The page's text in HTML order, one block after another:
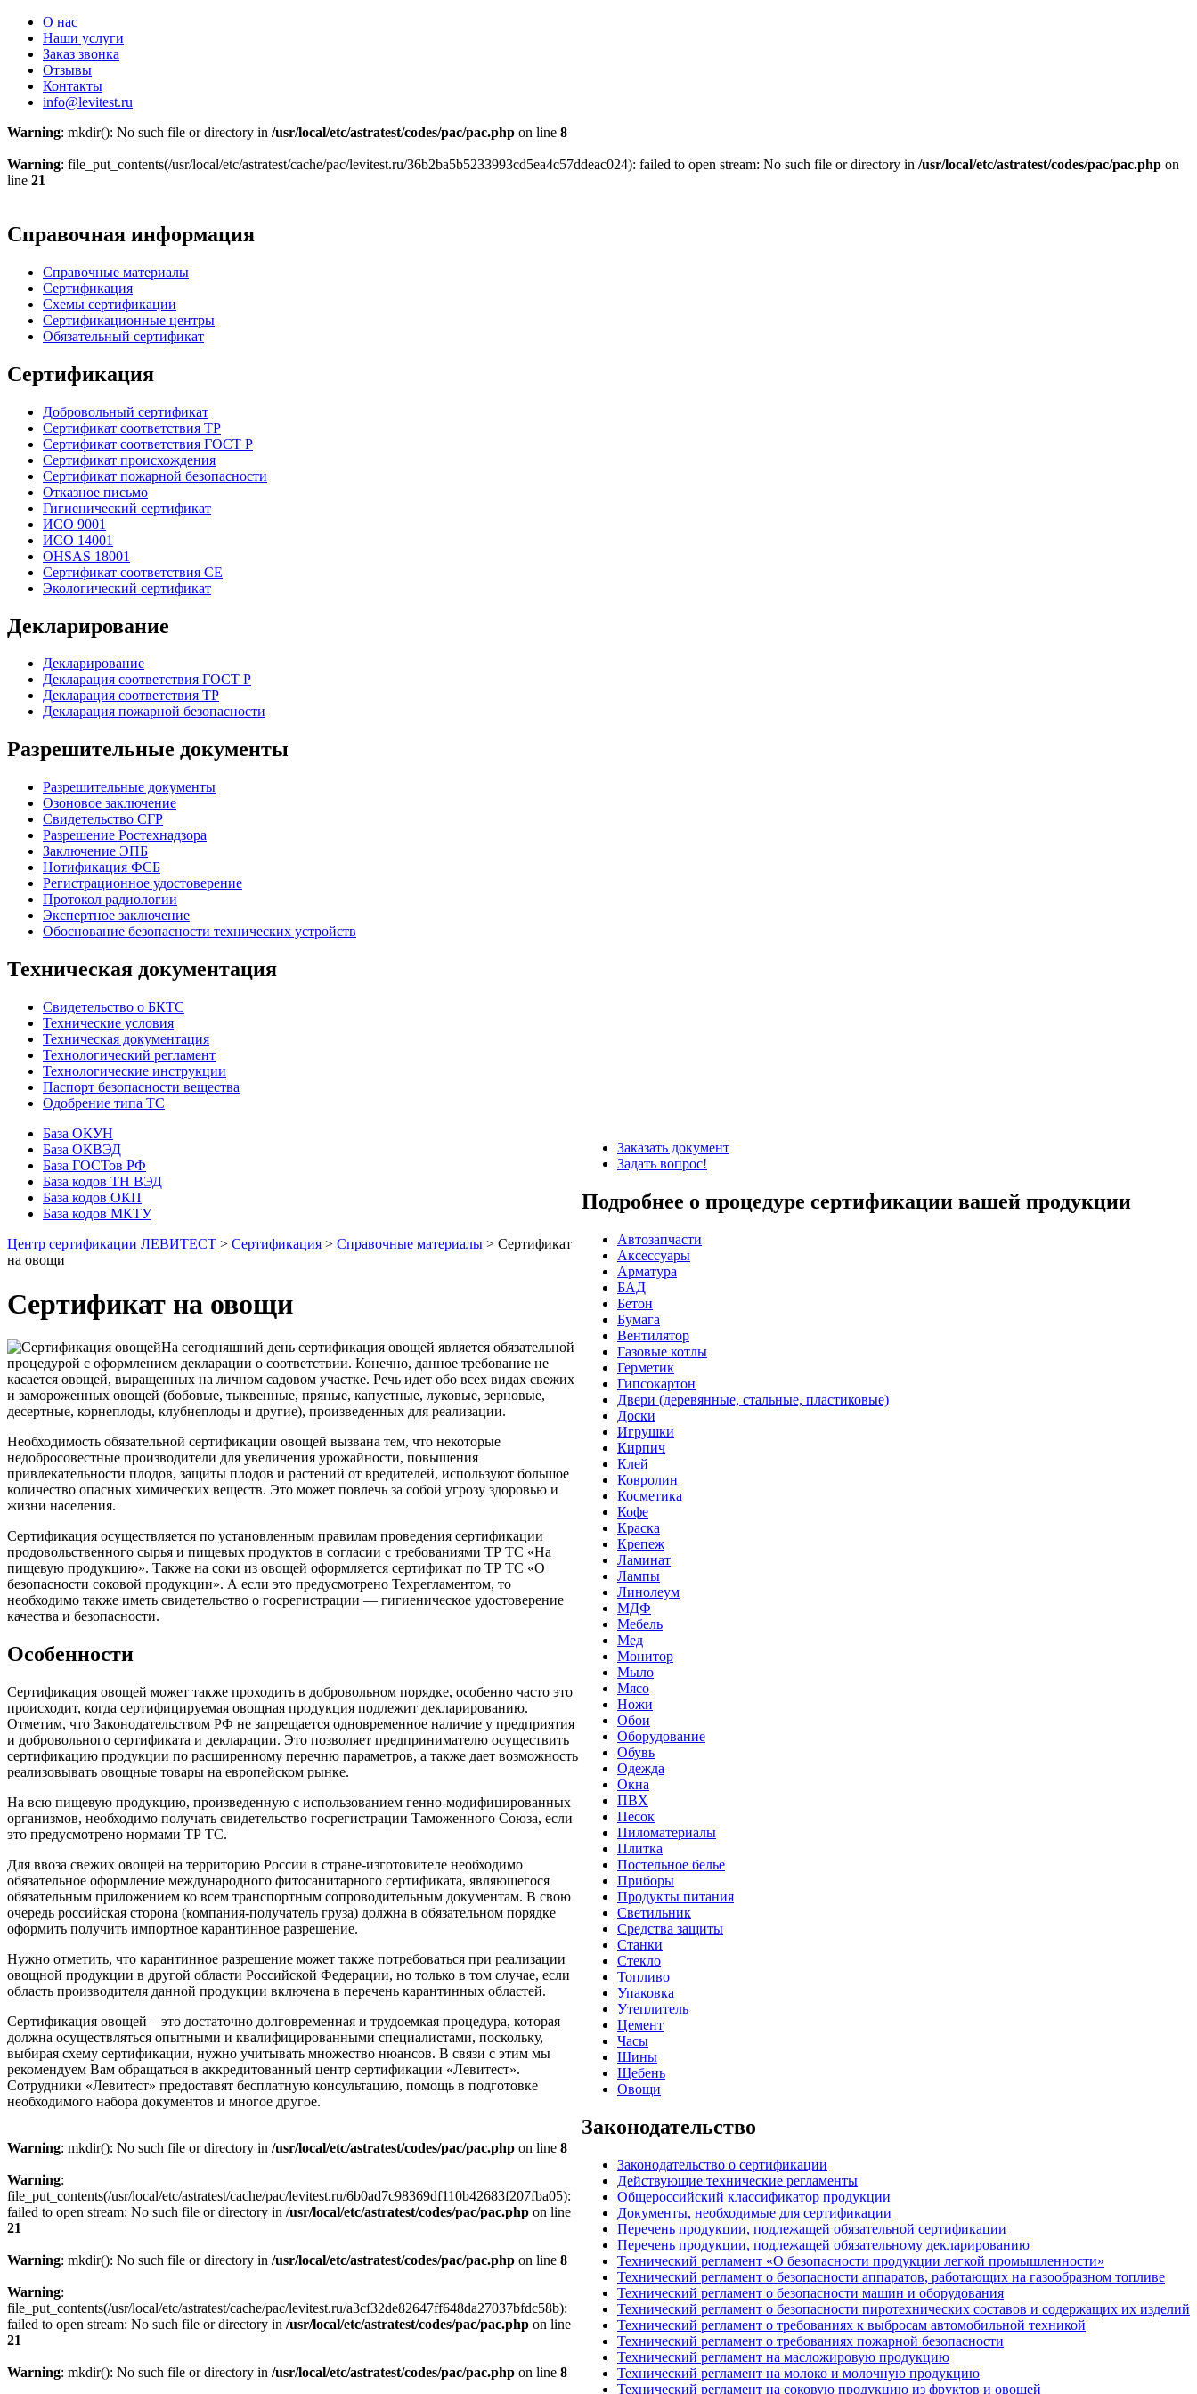
О нас
Наши услуги
Заказ звонка
Отзывы
Контакты
info@levitest.ru
Warning: mkdir(): No such file or directory in /usr/local/etc/astratest/codes/pac/pac.php on line 8
Warning: file_put_contents(/usr/local/etc/astratest/cache/pac/levitest.ru/36b2ba5b5233993cd5ea4c57ddeac024): failed to open stream: No such file or directory in /usr/local/etc/astratest/codes/pac/pac.php on
line 21
Справочная информация
Справочные материалы
Сертификация
Схемы сертификации
Сертификационные центры
Обязательный сертификат
Сертификация
Добровольный сертификат
Сертификат соответствия ТР
Сертификат соответствия ГОСТ Р
Сертификат происхождения
Сертификат пожарной безопасности
Отказное письмо
Гигиенический сертификат
ИСО 9001
ИСО 14001
OHSAS 18001
Сертификат соответствия СЕ
Экологический сертификат
Декларирование
Декларирование
Декларация соответствия ГОСТ Р
Декларация соответствия ТР
Декларация пожарной безопасности
Разрешительные документы
Разрешительные документы
Озоновое заключение
Свидетельство СГР
Разрешение Ростехнадзора
Заключение ЭПБ
Нотификация ФСБ
Регистрационное удостоверение
Протокол радиологии
Экспертное заключение
Обоснование безопасности технических устройств
Техническая документация
Свидетельство о БКТС
Технические условия
Техническая документация
Технологический регламент
Технологические инструкции
Паспорт безопасности вещества
Одобрение типа ТС
Заказать документ
Задать вопрос!
Подробнее о процедуре сертификации вашей продукции
Автозапчасти
Аксессуары
Арматура
БАД
Бетон
Бумага
Вентилятор
Газовые котлы
Герметик
Гипсокартон
Двери (деревянные, стальные, пластиковые)
Доски
Игрушки
Кирпич
Клей
Ковролин
Косметика
Кофе
Краска
Крепеж
Ламинат
Лампы
Линолеум
МДФ
Мебель
Мед
Монитор
Мыло
Мясо
Ножи
Обои
Оборудование
Обувь
Одежда
Окна
ПВХ
Песок
Пиломатериалы
Плитка
Постельное белье
Приборы
Продукты питания
Светильник
Средства защиты
Станки
Стекло
Топливо
Упаковка
Утеплитель
Цемент
Часы
Шины
Щебень
Овощи
Законодательство
Законодательство о сертификации
Действующие технические регламенты
Общероссийский классификатор продукции
Документы, необходимые для сертификации
Перечень продукции, подлежащей обязательной сертификации
Перечень продукции, подлежащей обязательному декларированию
Технический регламент «О безопасности продукции легкой промышленности»
Технический регламент о безопасности аппаратов, работающих на газообразном топливе
Технический регламент о безопасности машин и оборудования
Технический регламент о безопасности пиротехнических составов и содержащих их изделий
Технический регламент о требованиях к выбросам автомобильной техникой
Технический регламент о требованиях пожарной безопасности
Технический регламент на масложировую продукцию
Технический регламент на молоко и молочную продукцию
Технический регламент на соковую продукцию из фруктов и овощей
База ОКУН
База ОКВЭД
База ГОСТов РФ
База кодов ТН ВЭД
База кодов ОКП
База кодов МКТУ
Центр сертификации ЛЕВИТЕСТ > Сертификация > Справочные материалы > Сертификат
на овощи
Сертификат на овощи
На сегодняшний день сертификация овощей является обязательной
процедурой с оформлением декларации о соответствии. Конечно, данное требование не
касается овощей, выращенных на личном садовом участке. Речь идет обо всех видах свежих
и замороженных овощей (бобовые, тыквенные, пряные, капустные, луковые, зерновые,
десертные, корнеплоды, клубнеплоды и другие), произведенных для реализации.
Необходимость обязательной сертификации овощей вызвана тем, что некоторые
недобросовестные производители для увеличения урожайности, повышения
привлекательности плодов, защиты плодов и растений от вредителей, используют большое
количество опасных химических веществ. Это может повлечь за собой угрозу здоровью и
жизни населения.
Сертификация осуществляется по установленным правилам проведения сертификации
продовольственного сырья и пищевых продуктов в согласии с требованиями ТР ТС «На
пищевую продукцию». Также на соки из овощей оформляется сертификат по ТР ТС «О
безопасности соковой продукции». А если это предусмотрено Техрегламентом, то
необходимо также иметь свидетельство о госрегистрации — гигиеническое удостоверение
качества и безопасности.
Особенности
Сертификация овощей может также проходить в добровольном порядке, особенно часто это
происходит, когда сертифицируемая овощная продукция подлежит декларированию.
Отметим, что Законодательством РФ не запрещается одновременное наличие у предприятия
и добровольного сертификата и декларации. Это позволяет предпринимателю осуществить
сертификацию продукции по расширенному перечню параметров, а также дает возможность
реализовывать овощные товары на европейском рынке.
На всю пищевую продукцию, произведенную с использованием генно-модифицированных
организмов, необходимо получать свидетельство госрегистрации Таможенного Союза, если
это предусмотрено нормами ТР ТС.
Для ввоза свежих овощей на территорию России в стране-изготовителе необходимо
обязательное оформление международного фитосанитарного сертификата, являющегося
обязательным приложением ко всем транспортным сопроводительным документам. В свою
очередь российская сторона (компания-получатель груза) должна в обязательном порядке
оформить получить импортное карантинное разрешение.
Нужно отметить, что карантинное разрешение может также потребоваться при реализации
овощной продукции в другой области Российской Федерации, но только в том случае, если
область производителя данной продукции включена в перечень карантинных областей.
Сертификация овощей – это достаточно долговременная и трудоемкая процедура, которая
должна осуществляться опытными и квалифицированными специалистами, поскольку,
выбирая схему сертификации, нужно учитывать множество нюансов. В связи с этим мы
рекомендуем Вам обращаться в аккредитованный центр сертификации «Левитест».
Сотрудники «Левитест» предоставят бесплатную консультацию, помощь в подготовке
необходимого набора документов и многое другое.
Warning: mkdir(): No such file or directory in /usr/local/etc/astratest/codes/pac/pac.php on line 8
Warning:
file_put_contents(/usr/local/etc/astratest/cache/pac/levitest.ru/6b0ad7c98369df110b42683f207fba05):
failed to open stream: No such file or directory in /usr/local/etc/astratest/codes/pac/pac.php on line
21
Warning: mkdir(): No such file or directory in /usr/local/etc/astratest/codes/pac/pac.php on line 8
Warning:
file_put_contents(/usr/local/etc/astratest/cache/pac/levitest.ru/a3cf32de82647ff648da27037bfdc58b):
failed to open stream: No such file or directory in /usr/local/etc/astratest/codes/pac/pac.php on line
21
Warning: mkdir(): No such file or directory in /usr/local/etc/astratest/codes/pac/pac.php on line 8